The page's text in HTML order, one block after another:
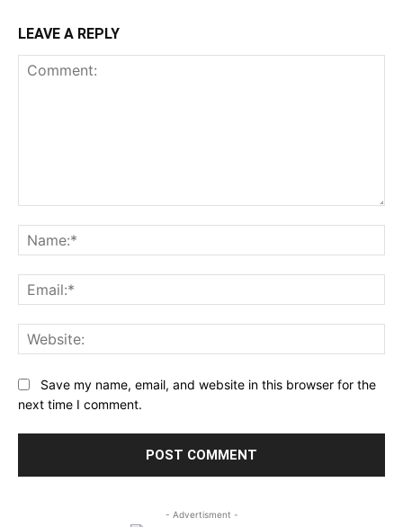
LEAVE A REPLY
Save my name, email, and website in this browser for the
next time I comment.
- Advertisment -